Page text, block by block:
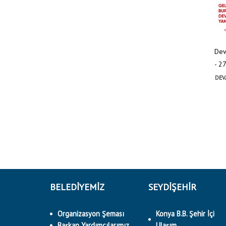
-
BELEDİYEMİZ
Organizasyon Şeması
SEYDİŞEHİR
Konya B.B. Şehir İçi